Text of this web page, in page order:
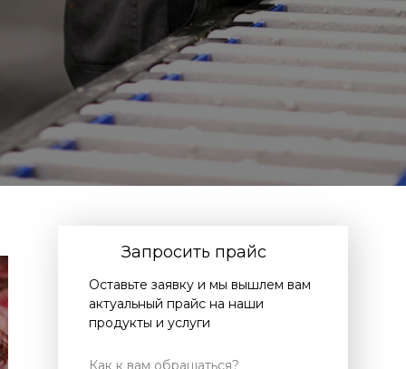
Запросить прайс
Оставьте заявку и мы вышлем вам
актуальный прайс на наши
продукты и услуги